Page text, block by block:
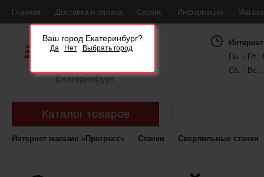
Главная Доставка и оплата Сервис Информация
Ваш город Екатеринбург?
Да Нет Выбрать город
Екатеринбург
Пн. - Пт.:
Сб. - Вс.:
Каталог товаров
Интернет магазин «Прогресс» Станки Сверлильные станки